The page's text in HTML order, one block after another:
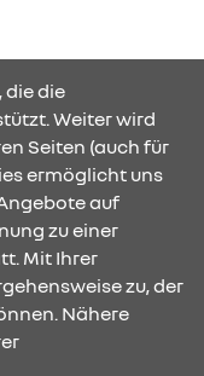
die die
Weiter wird
Seiten (auch für
ermöglicht uns
auf
zu einer
Mit Ihrer
zu, der
Nähere